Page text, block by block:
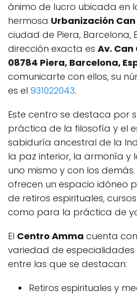
ánimo de lucro ubicada en
hermosa Urbanización
ciudad de Piera, Barcelona,
dirección exacta es Av. Can
08784 Piera, Barcelona,
comunicarte con ellos, su
es el 931022043.
Este centro se destaca por
práctica de la filosofía y el
sabiduría ancestral de la
la paz interior, la armonía y
uno mismo y con los
ofrecen un espacio idóneo
de retiros espirituales,
como para la práctica de
El Centro Amma cuenta
variedad de especialidades
entre las que se destacan:
Retiros espirituales y